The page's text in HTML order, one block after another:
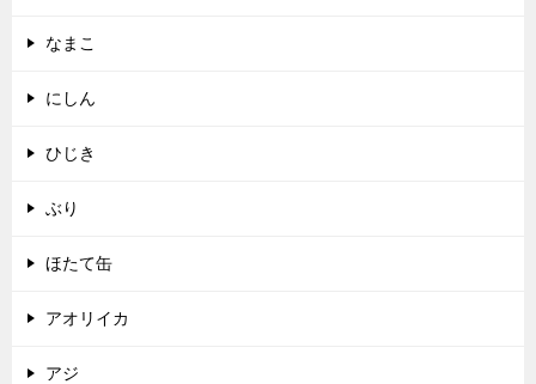
なまこ
にしん
ひじき
ぶり
ほたて缶
アオリイカ
アジ